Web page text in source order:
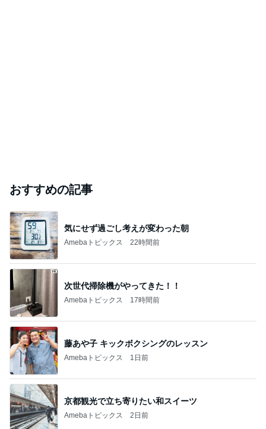
おすすめの記事
気にせず過ごし考えが変わった朝
Amebaトピックス 22時間前
次世代掃除機がやってきた！！
Amebaトピックス 17時間前
藤あや子 キックボクシングのレッスン
Amebaトピックス 1日前
京都観光で立ち寄りたい和スイーツ
Amebaトピックス 2日前